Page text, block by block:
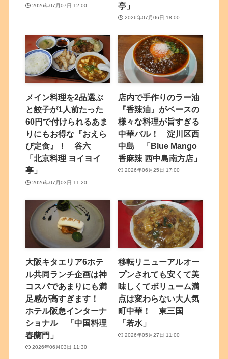
2026年07月07日 12:00
亭」
2026年07月06日 18:00
メイン料理を2品選ぶ
と餃子が1人前たった
60円で付けられるあま
りにもお得な『おえら
び定食』！ 谷六
「北京料理 ヨイヨイ
亭」
2026年07月03日 11:20
店内で手作りのラー油
『香辣油』がベースの
様々な料理が旨すぎる
中華バル！ 淀川区西
中島 「Blue Mango
香麻辣 西中島南方店」
2026年06月25日 17:00
大阪キタエリア6ホテ
ル共同ランチ企画は神
コスパであまりにも満
足感が高すぎます！
ホテル阪急インターナ
ショナル 「中国料理
春蘭門」
2026年06月03日 11:30
移転リニューアルオー
プンされても安くて美
味しくてボリューム満
点は変わらない大人気
町中華！ 東三国
「若水」
2026年05月27日 11:00